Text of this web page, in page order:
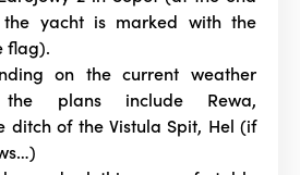
yacht is marked with the
flag).
on the current weather
the plans include Rewa,
ditch of the Vistula Spit, Hel (if